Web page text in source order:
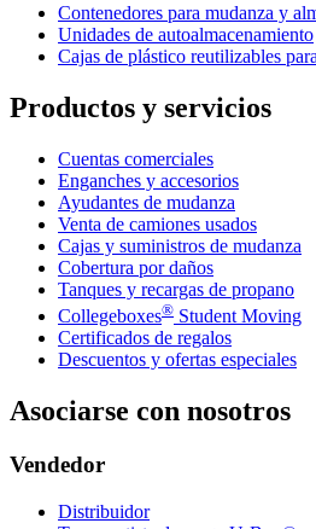
Contenedores para mudanza y
Unidades de autoalmacenamiento
Cajas de plástico reutilizables
Productos y servicios
Cuentas comerciales
Enganches y accesorios
Ayudantes de mudanza
Venta de camiones usados
Cajas y suministros de mudanza
Cobertura por daños
Tanques y recargas de propano
Collegeboxes® Student Moving
Certificados de regalos
Descuentos y ofertas especiales
Asociarse con nosotros
Vendedor
Distribuidor